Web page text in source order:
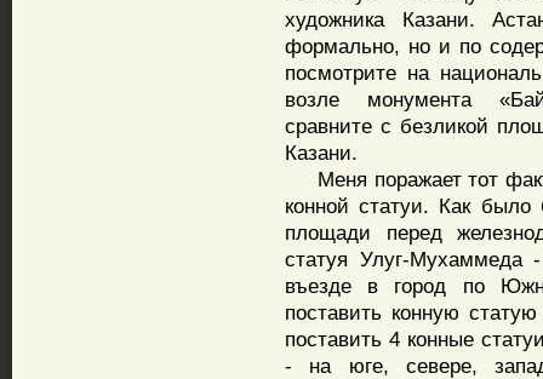
художника Казани.
формально, но и по
посмотрите на
возле монумента
сравните с безликой
Казани.
Меня поражает тот
конной статуи. Как
площади перед
статуя Улуг-Мухаммеда
въезде в город по
поставить конную
поставить 4 конные
- на юге, севере,